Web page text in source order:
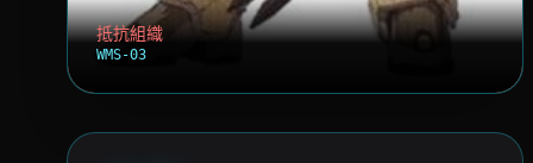
抵抗組織
WMS-03